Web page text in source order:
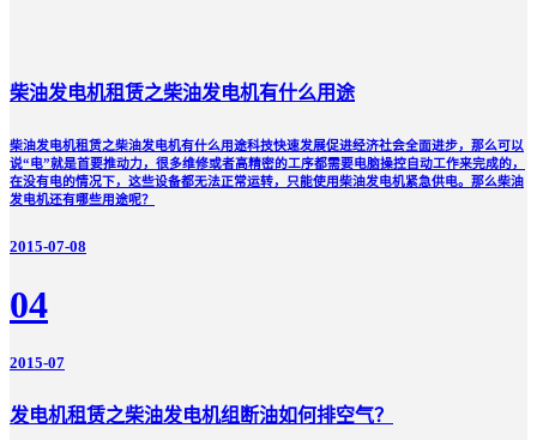
柴油发电机租赁之柴油发电机有什么用途
柴油发电机租赁之柴油发电机有什么用途科技快速发展促进经济社会全面进步，那么可以
说“电”就是首要推动力，很多维修或者高精密的工序都需要电脑操控自动工作来完成的，
在没有电的情况下，这些设备都无法正常运转，只能使用柴油发电机紧急供电。那么柴油
发电机还有哪些用途呢？
2015-07-08
04
2015-07
发电机租赁之柴油发电机组断油如何排空气？